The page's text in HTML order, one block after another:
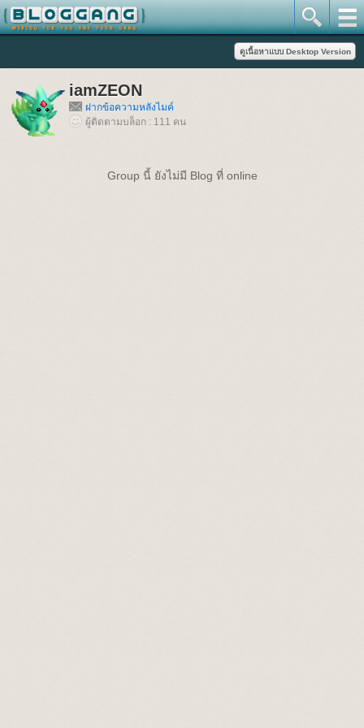
iamZEON
ฝากข้อความหลังไมค์
ผู้ติดตามบล็อก : 111 คน
Group นี้ ยังไม่มี Blog ที่ online